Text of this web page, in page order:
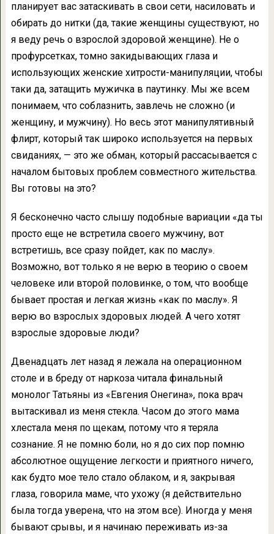
планирует вас затаскивать в свои сети, насиловать и
обирать до нитки (да, такие женщины существуют, но
я веду речь о взрослой здоровой женщине). Не о
профурсетках, томно закидывающих глаза и
использующих женские хитрости-манипуляции, чтобы
таки да, затащить мужичка в паутинку. Мы же всем
понимаем, что соблазнить, завлечь не сложно (и
женщину, и мужчину). Но весь этот манипулятивный
флирт, который так широко используется на первых
свиданиях, — это же обман, который рассасывается с
началом бытовых проблем совместного жительства.
Вы готовы на это?
Я бесконечно часто слышу подобные вариации «да ты
просто еще не встретила своего мужчину, вот
встретишь, все сразу пойдет, как по маслу».
Возможно, вот только я не верю в теорию о своем
человеке или второй половинке, о том, что вообще
бывает простая и легкая жизнь «как по маслу». Я
верю во взрослых здоровых людей. А чего хотят
взрослые здоровые люди?
Двенадцать лет назад я лежала на операционном
столе и в бреду от наркоза читала финальный
монолог Татьяны из «Евгения Онегина», пока врач
вытаскивал из меня стекла. Часом до этого мама
хлестала меня по щекам, потому что я теряла
сознание. Я не помню боли, но я до сих пор помню
абсолютное ощущение легкости и приятного ничего,
как будто мое тело стало облаком, и я, закрывая
глаза, говорила маме, что ухожу (я действительно
была тогда уверена, что на этом все). Иногда у меня
бывают срывы, и я начинаю переживать из-за